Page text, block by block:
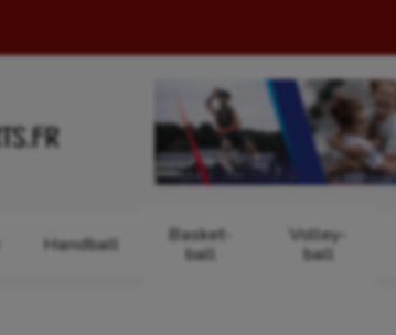
Handball
Basket-
ball
Volley-
ball